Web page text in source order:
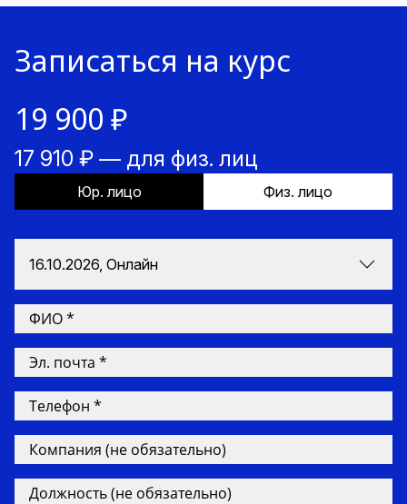
Записаться на курс
19 900 ₽
17 910 ₽ — для физ. лиц
Юр. лицо Физ. лицо
16.10.2026, Онлайн